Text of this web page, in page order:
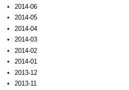
2014-06
2014-05
2014-04
2014-03
2014-02
2014-01
2013-12
2013-11